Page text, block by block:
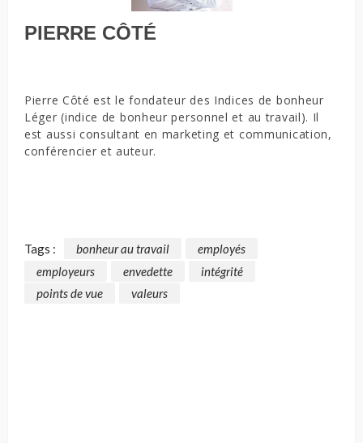
PIERRE CÔTÉ
Pierre Côté est le fondateur des Indices de bonheur
Léger (indice de bonheur personnel et au travail). Il
est aussi consultant en marketing et communication,
conférencier et auteur.
Tags : bonheur au travail
employés
employeurs
envedette
intégrité
points de vue
valeurs